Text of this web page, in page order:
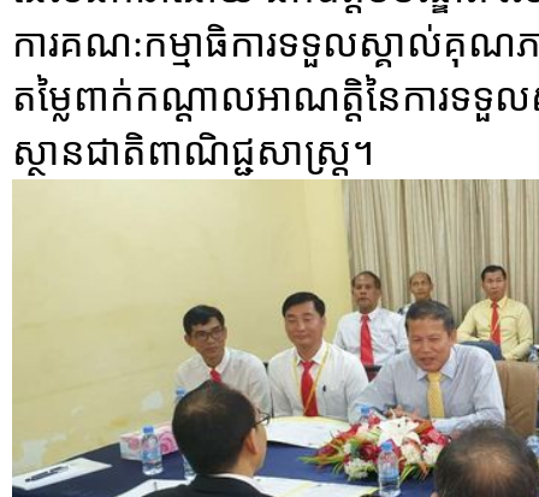
ការគណ:កម្មាធិការទទួលស្គាល់គុណភា
តម្លៃពាក់កណ្តាលអាណត្តិនៃការទទួ
ស្ថានជាតិពាណិជ្ជសាស្រ្ត។